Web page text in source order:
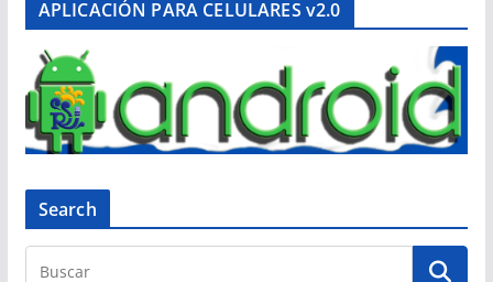
APLICACIÓN PARA CELULARES v2.0
Search